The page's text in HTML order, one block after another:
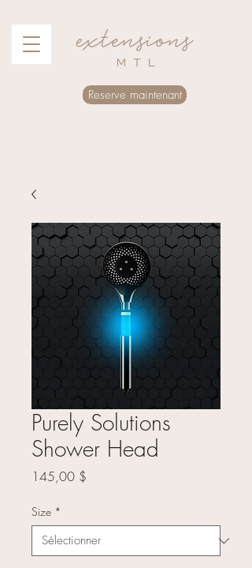
Reserve maintenant
Purely Solutions
Shower Head
145,00 $
Size *